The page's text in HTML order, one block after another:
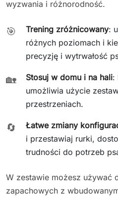
wyzwania i różnorodność.
🎯 Trening zróżnicowany:
różnych poziomach i
precyzję i wytrwałość
🏡 Stosuj w domu i na hali:
umożliwia użycie
przestrzeniach.
🔄 Łatwe zmiany
i przestawiaj rurki,
trudności do potrzeb
W zestawie możesz używać
zapachowych z